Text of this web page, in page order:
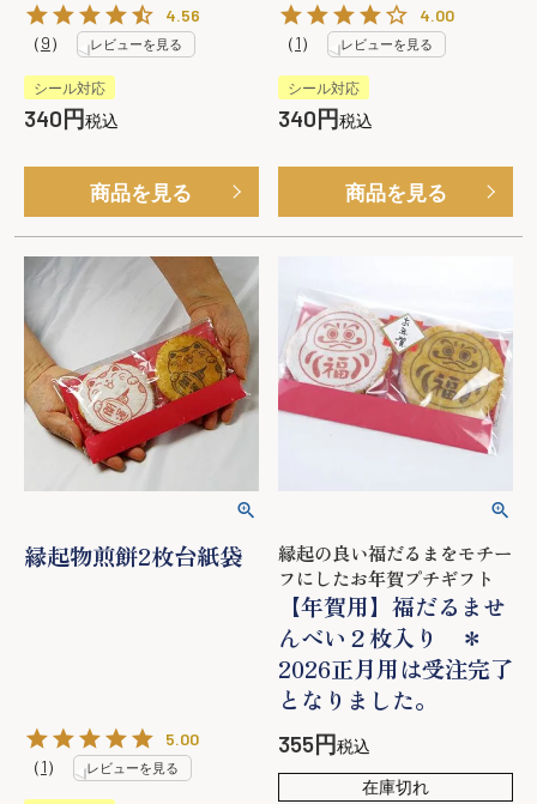
4.56
（9） レビューを見る
シール対応
340 税込
商品を見る
4.00
（1） レビューを見る
シール対応
340 税込
商品を見る
縁起物煎餅2枚台紙袋
5.00
（1） レビューを見る
縁起の良い福だるまをモチー
フにしたお年賀プチギフト
【年賀用】福だるませ
んべい２枚入り ＊
2026正月用は受注完了
となりました。
355
税込
在庫切れ